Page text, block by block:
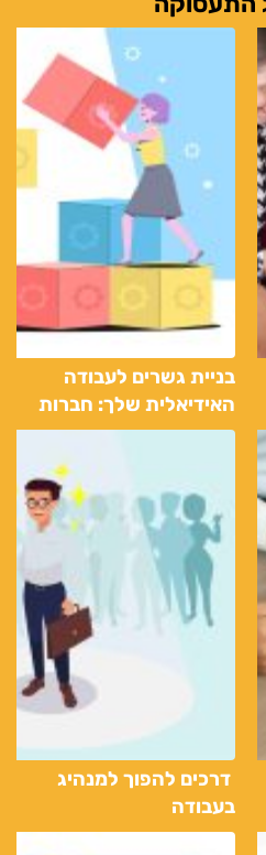
בניית גשרים לעבודה
האידיאלית שלך: חברות
משאבי אנוש כשותפים
דרכים להפוך למנהיג
בעבודה